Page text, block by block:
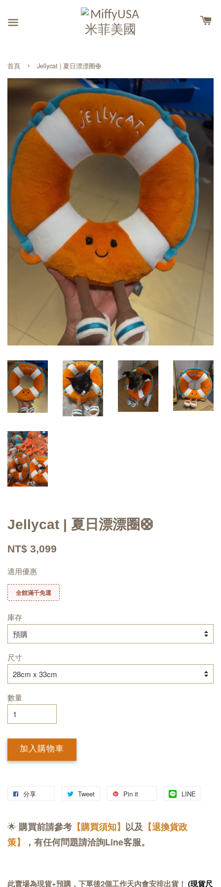
首頁 › Jellycat | 夏日漂漂圈🛟
Jellycat | 夏日漂漂圈🛟
NT$ 3,099
適用優惠
全館滿千免運
庫存
尺寸
數量
加入購物車
分享 Tweet Pin it LINE
🌟 購買前請參考 【購買須知】 以及 【退換貨政
策】
，有任何問題請洽詢Line客服。
此賣場為現貨+預購，下單後2個工作天內會安排出貨！ (現貨尺